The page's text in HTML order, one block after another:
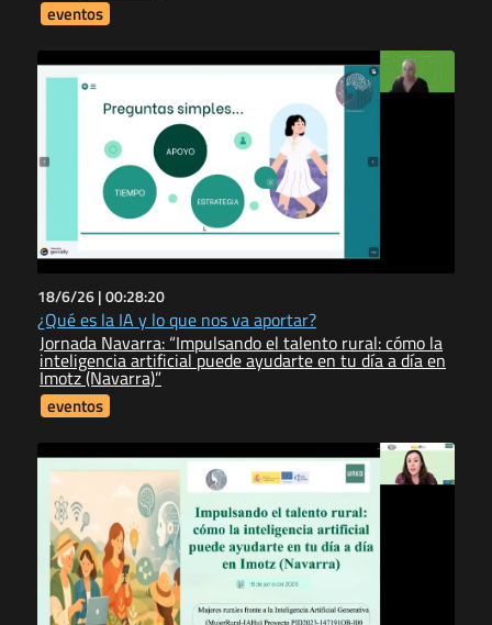
eventos
18/6/26 |00:28:20
¿Qué es la IA y lo que nos va aportar?
Jornada Navarra: “Impulsando el talento rural: cómo la
inteligencia artificial puede ayudarte en tu día a día en
Imotz (Navarra)”
eventos